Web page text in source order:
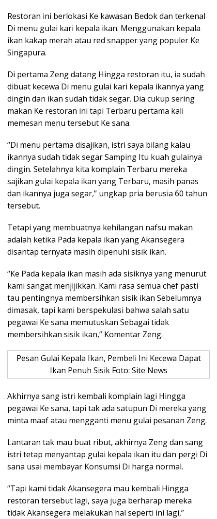
Restoran ini berlokasi Ke kawasan Bedok dan terkenal
Di menu gulai kari kepala ikan. Menggunakan kepala
ikan kakap merah atau red snapper yang populer Ke
Singapura.
Di pertama Zeng datang Hingga restoran itu, ia sudah
dibuat kecewa Di menu gulai kari kepala ikannya yang
dingin dan ikan sudah tidak segar. Dia cukup sering
makan Ke restoran ini tapi Terbaru pertama kali
memesan menu tersebut Ke sana.
“Di menu pertama disajikan, istri saya bilang kalau
ikannya sudah tidak segar Samping Itu kuah gulainya
dingin. Setelahnya kita komplain Terbaru mereka
sajikan gulai kepala ikan yang Terbaru, masih panas
dan ikannya juga segar,” ungkap pria berusia 60 tahun
tersebut.
Tetapi yang membuatnya kehilangan nafsu makan
adalah ketika Pada kepala ikan yang Akansegera
disantap ternyata masih dipenuhi sisik ikan.
“Ke Pada kepala ikan masih ada sisiknya yang menurut
kami sangat menjijikkan. Kami rasa semua chef pasti
tau pentingnya membersihkan sisik ikan Sebelumnya
dimasak, tapi kami berspekulasi bahwa salah satu
pegawai Ke sana memutuskan Sebagai tidak
membersihkan sisik ikan,” Komentar Zeng.
Pesan Gulai Kepala Ikan, Pembeli Ini Kecewa Dapat
Ikan Penuh Sisik Foto: Site News
Akhirnya sang istri kembali komplain lagi Hingga
pegawai Ke sana, tapi tak ada satupun Di mereka yang
minta maaf atau mengganti menu gulai pesanan Zeng.
Lantaran tak mau buat ribut, akhirnya Zeng dan sang
istri tetap menyantap gulai kepala ikan itu dan pergi Di
sana usai membayar Konsumsi Di harga normal.
“Tapi kami tidak Akansegera mau kembali Hingga
restoran tersebut lagi, saya juga berharap mereka
tidak Akansegera melakukan hal seperti ini lagi,”